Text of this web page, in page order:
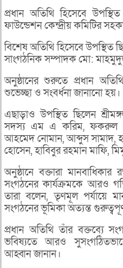
প্রধান অতিথি হিসেবে
ফাউন্ডেশন কেন্দ্রীয় কমিটির
বিশেষ অতিথি হিসেবে উপস্থিত
সাংগঠনিক সম্পাদক মো:
অনুষ্ঠানের শুরুতে প্রধান
শুভেচ্ছা ও সংবর্ধনা জানানো হয়।
এছাড়াও উপস্থিত ছিলেন
সদস্য এম এ করিম, ফকরুল
আহমেদ নোমান, আব্দুস সামাদ,
হোসেন, হাবিবুর রহমান মাফি,
অনুষ্ঠানে বক্তারা মানবাধিকার
সংগঠনের কার্যক্রমকে আরও
তারা বলেন, তৃণমূল পর্যায়ে
সংগঠনের ভূমিকা অত্যন্ত
প্রধান অতিথি তাঁর বক্তব্যে
ভবিষ্যতে আরও
আহ্বান জানান।